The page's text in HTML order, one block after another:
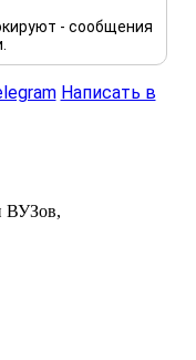
- сообщения
Написать в
ВУЗов,